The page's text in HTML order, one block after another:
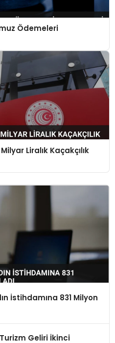
Ödemeleri
Liralık Kaçakçılık
İstihdamına 831 Milyon
Geliri İkinci